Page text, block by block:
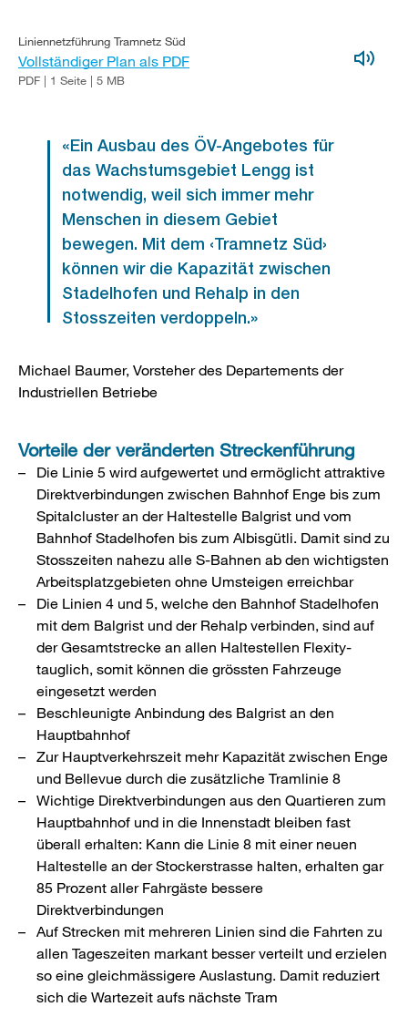
Liniennetzführung Tramnetz Süd
Vollständiger Plan als PDF
PDF | 1 Seite | 5 MB
«Ein Ausbau des ÖV-Angebotes für
das Wachstumsgebiet Lengg ist
notwendig, weil sich immer mehr
Menschen in diesem Gebiet
bewegen. Mit dem ‹Tramnetz Süd›
können wir die Kapazität zwischen
Stadelhofen und Rehalp in den
Stosszeiten verdoppeln.»
Michael Baumer, Vorsteher des Departements der
Industriellen Betriebe
Vorteile der veränderten Streckenführung
Die Linie 5 wird aufgewertet und ermöglicht attraktive
Direktverbindungen zwischen Bahnhof Enge bis zum
Spitalcluster an der Haltestelle Balgrist und vom
Bahnhof Stadelhofen bis zum Albisgütli. Damit sind zu
Stosszeiten nahezu alle S-Bahnen ab den wichtigsten
Arbeitsplatzgebieten ohne Umsteigen erreichbar
Die Linien 4 und 5, welche den Bahnhof Stadelhofen
mit dem Balgrist und der Rehalp verbinden, sind auf
der Gesamtstrecke an allen Haltestellen Flexity-
tauglich, somit können die grössten Fahrzeuge
eingesetzt werden
Beschleunigte Anbindung des Balgrist an den
Hauptbahnhof
Zur Hauptverkehrszeit mehr Kapazität zwischen Enge
und Bellevue durch die zusätzliche Tramlinie 8
Wichtige Direktverbindungen aus den Quartieren zum
Hauptbahnhof und in die Innenstadt bleiben fast
überall erhalten: Kann die Linie 8 mit einer neuen
Haltestelle an der Stockerstrasse halten, erhalten gar
85 Prozent aller Fahrgäste bessere
Direktverbindungen
Auf Strecken mit mehreren Linien sind die Fahrten zu
allen Tageszeiten markant besser verteilt und erzielen
so eine gleichmässigere Auslastung. Damit reduziert
sich die Wartezeit aufs nächste Tram